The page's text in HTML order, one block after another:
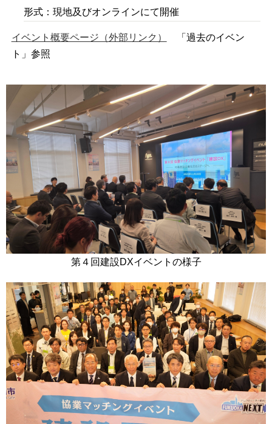
形式：現地及びオンラインにて開催
イベント概要ページ（外部リンク）
「過去のイベン
ト」参照
第４回建設DXイベントの様子